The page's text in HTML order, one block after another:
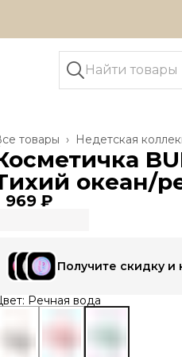
Недетская
товары ›
океан/
969 ₽
Получите скидку и
Речная вода